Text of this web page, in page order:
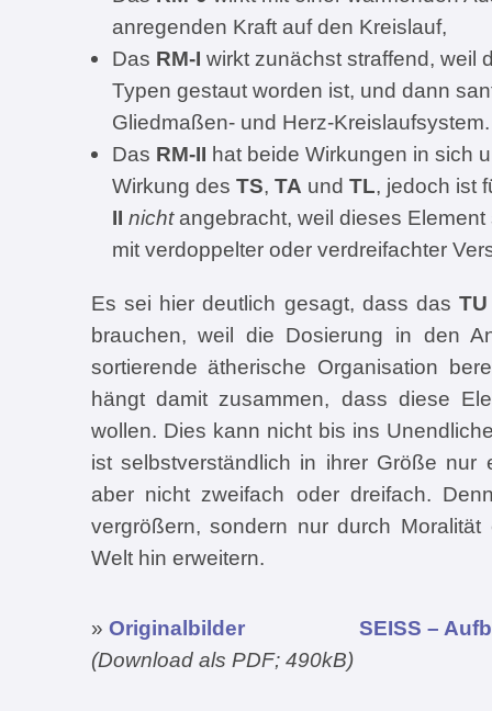
anregenden Kraft auf den Kreislauf,
Das RM-I wirkt zunächst straffend, weil
Typen gestaut worden ist, und dann
Gliedmaßen- und Herz-Kreislaufsystem.
Das RM-II hat beide Wirkungen in sich
Wirkung des TS, TA und TL, jedoch ist
II nichtangebracht, weil dieses
mit verdoppelter oder verdreifachter
Es sei hier deutlich gesagt, dass dasTU
brauchen, weil die Dosierung in den
sortierende ätherische Organisation
hängt damit zusammen, dass diese
wollen. Dies kann nicht bis ins
ist selbstverständlich in ihrer Größe nur
aber nicht zweifach oder dreifach.
vergrößern, sondern nur durch
Welt hin erweitern.
» Originalbilder
SEISS –
(Download als PDF; 490kB)